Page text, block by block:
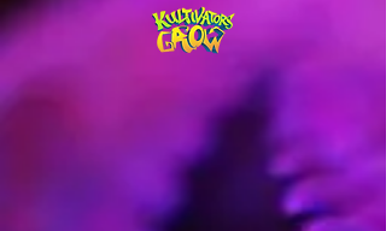
TIPO DE PLANTA
Sativa dominante
FLORACIÓN EXTERIOR